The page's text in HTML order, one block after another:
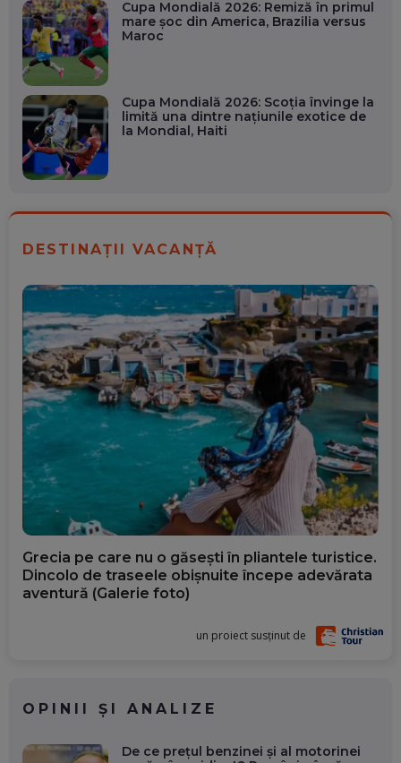
Cupa Mondială 2026: Remiză în primul
mare șoc din America, Brazilia versus
Maroc
Cupa Mondială 2026: Scoția învinge la
limită una dintre națiunile exotice de
la Mondial, Haiti
DESTINAȚII VACANȚĂ
Grecia pe care nu o găsești în pliantele turistice.
Dincolo de traseele obișnuite începe adevărata
aventură (Galerie foto)
un proiect susținut de
OPINII ȘI ANALIZE
De ce prețul benzinei și al motorinei